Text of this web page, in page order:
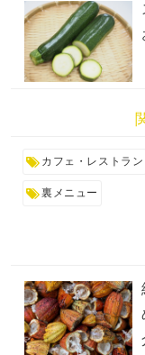
カフェ・レストラン
裏メニュー